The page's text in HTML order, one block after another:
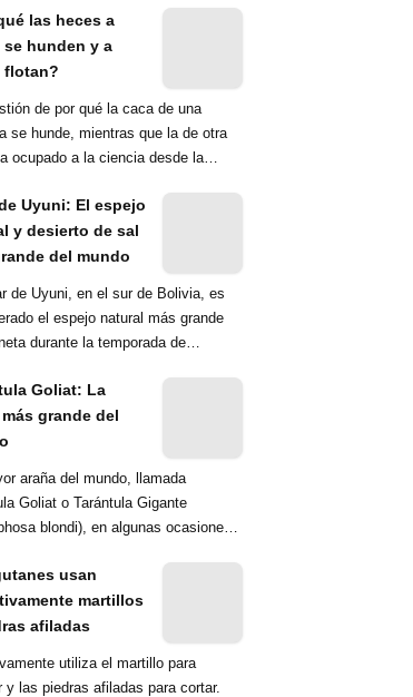
las heces a
se hunden y a
flotan?
de por qué la caca de una
se hunde, mientras que la de otra
ocupado a la ciencia desde la
Uyuni: El espejo
y desierto de sal
del mundo
de Uyuni, en el sur de Bolivia, es
el espejo natural más grande
durante la temporada de
Goliat: La
grande del
araña del mundo, llamada
Goliat o Tarántula Gigante
blondi), en algunas ocasiones
usan
martillos
afiladas
utiliza el martillo para
y las piedras afiladas para cortar.